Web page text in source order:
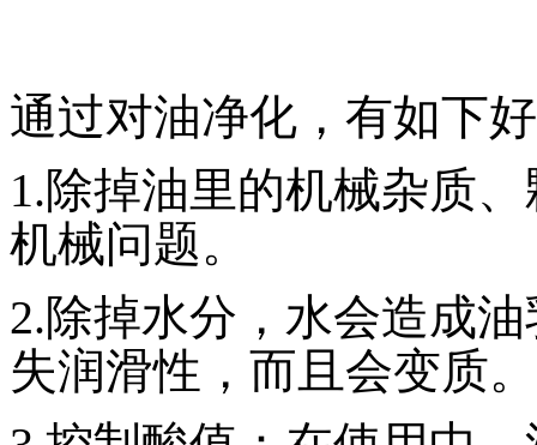
通过对油净化，有如下
1.除掉油里的机械杂质
机械问题。
2.除掉水分，水会造成
失润滑性，而且会变质。